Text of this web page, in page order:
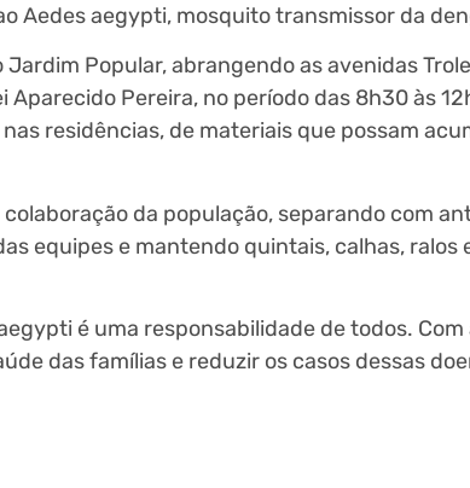
Aedes aegypti, mosquito transmissor da
Popular, abrangendo as avenidas
Aparecido Pereira, no período das 8h30 às
residências, de materiais que possam
da população, separando com
equipes e mantendo quintais, calhas,
é uma responsabilidade de todos.
das famílias e reduzir os casos dessas